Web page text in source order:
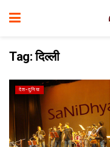
Tag:दिल्ली
देश-दुनिया